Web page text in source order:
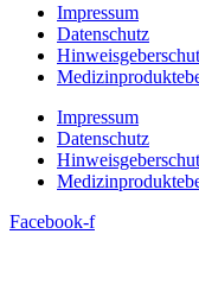
Impressum
Datenschutz
Impressum
Datenschutz
Facebook-f